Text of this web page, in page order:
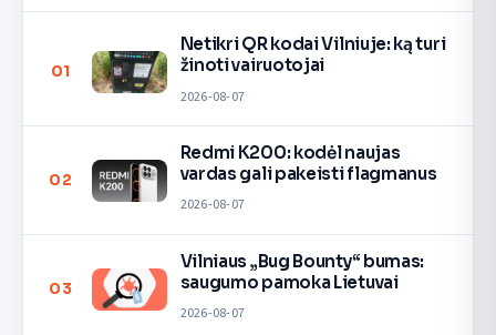
01
Netikri QR kodai Vilniuje: ką turi
žinoti vairuotojai
2026-08-07
02
Redmi K200: kodėl naujas
vardas gali pakeisti flagmanus
2026-08-07
03
Vilniaus „Bug Bounty“ bumas:
saugumo pamoka Lietuvai
2026-08-07